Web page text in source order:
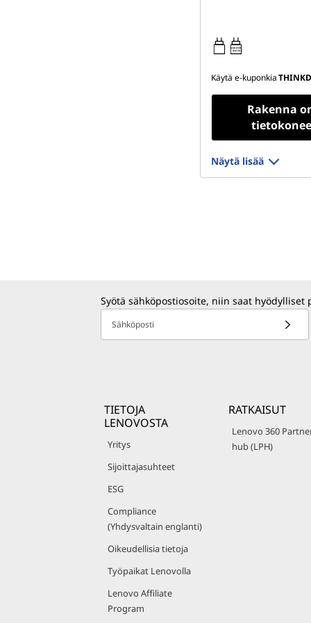
65W-65W
USB PD
Käytä e-kuponkia
Rakenna
Näytä lisää
Syötä sähköpostiosoite, niin saat hyödylliset
Sähköposti
TIETOJA
LENOVOSTA
Yritys
Sijoittajasuhteet
ESG
Compliance
(Yhdysvaltain englanti)
Oikeudellisia tietoja
Työpaikat Lenovolla
Lenovo Affiliate
Program
RATKAISUT
Lenovo 360
hub (LPH)